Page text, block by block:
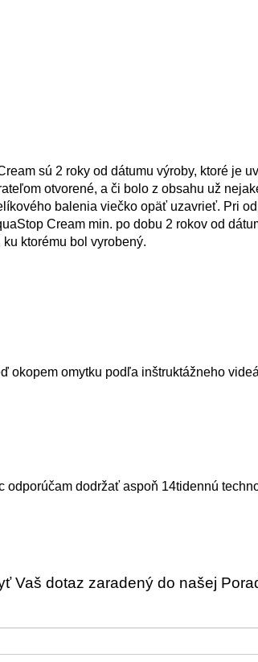
sú 2 roky od dátumu výroby, ktoré je
otvorené, a či bolo z obsahu už
balenia viečko opäť uzavrieť. Pri
Cream min. po dobu 2 rokov od
ktorému bol vyrobený.
okopem omytku podľa inštruktážneho
dodržať aspoň 14tidennú
Vaš dotaz zaradený do našej